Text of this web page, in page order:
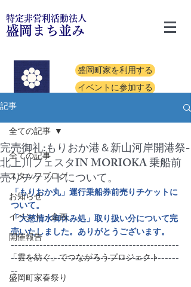
特定非営利活動法人
盛岡まち並み
盛岡町家を利用する
イベントに参加する
記事
全ての記事
スタッフブログ
お知らせ
イベント・企画
開催報告
「雲を紡ぐ」でつながろうプロジェクト
盛岡町家春祭り
全ての記事
完売御礼:もりおか港＆新山河岸開港祭-
北上川フェスタIN MORIOKA 乗船前
売りチケットについて。
「もりおか丸」運行乗船券前売りチケットに
ついて。
「大慈清水御休み処」取り扱い分について完
売いたしました。ありがとうございます。
-----------------------------------------------
-----------------------------------------------
--